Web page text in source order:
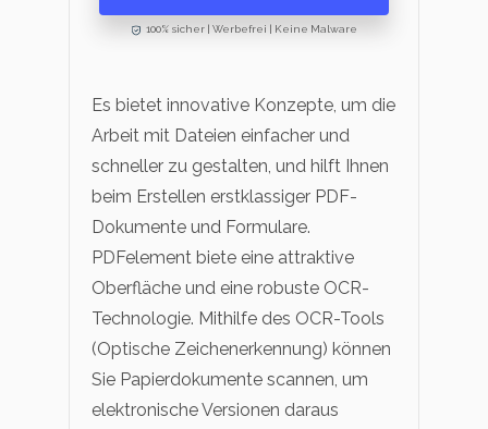
100% sicher | Werbefrei | Keine Malware
Es bietet innovative Konzepte, um die
Arbeit mit Dateien einfacher und
schneller zu gestalten, und hilft Ihnen
beim Erstellen erstklassiger PDF-
Dokumente und Formulare.
PDFelement biete eine attraktive
Oberfläche und eine robuste OCR-
Technologie. Mithilfe des OCR-Tools
(Optische Zeichenerkennung) können
Sie Papierdokumente scannen, um
elektronische Versionen daraus